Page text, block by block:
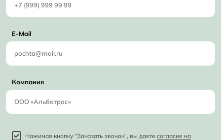
E-Mail
Компания
Нажимая кнопку "Заказать звонок", вы даете согласие на